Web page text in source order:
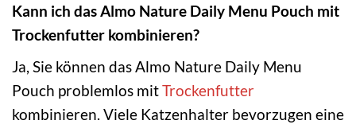
Kann ich das Almo Nature Daily Menu Pouch mit
Trockenfutter kombinieren?
Ja, Sie können das Almo Nature Daily Menu
Pouch problemlos mitTrockenfutter
kombinieren. Viele Katzenhalter bevorzugen eine